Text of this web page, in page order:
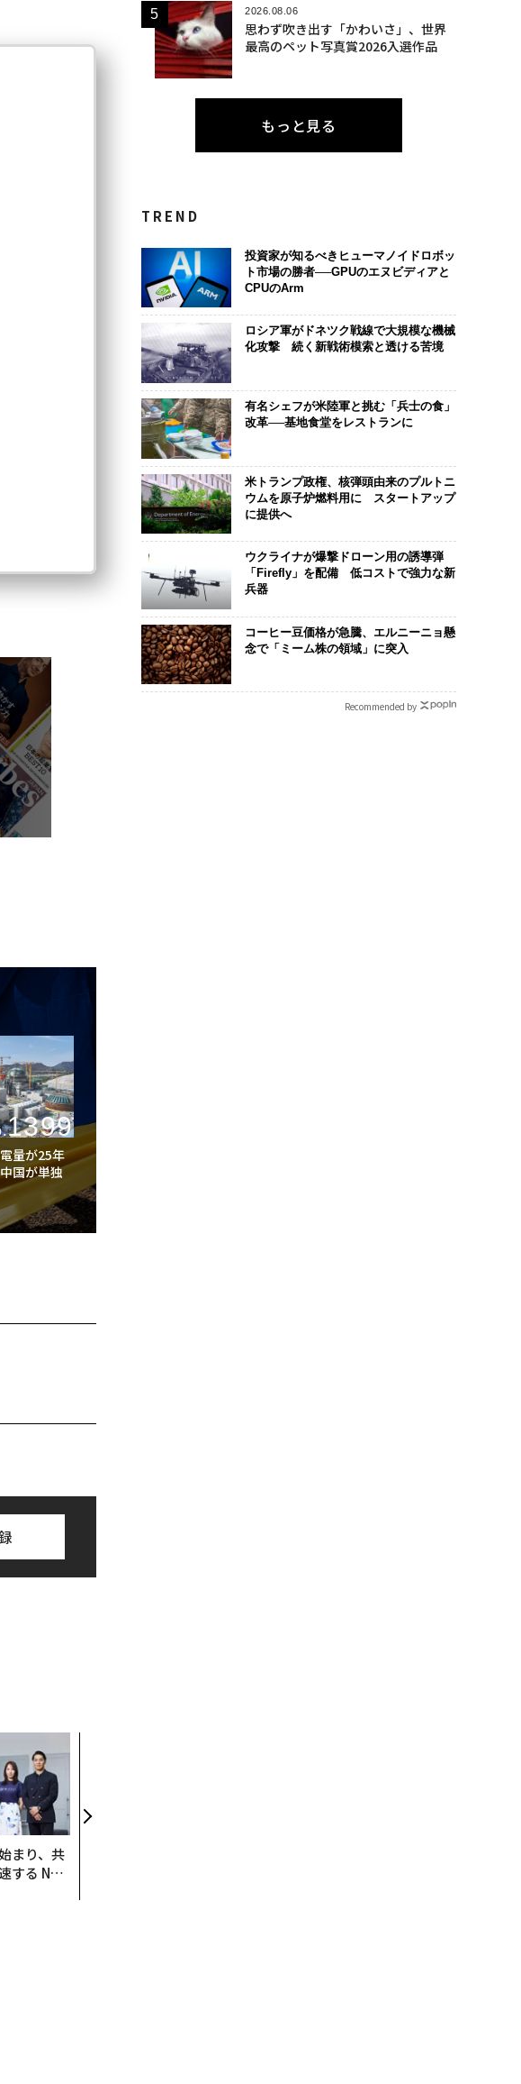
1399
量が25年
国が単独
まり、共
する NOR
2026.08.06
思わず吹き出す「かわいさ」、世界
最高のペット写真賞2026入選作品
もっと見る
TREND
投資家が知るべきヒューマノイドロボッ
ト市場の勝者──GPUのエヌビディアと
CPUのArm
ロシア軍がドネツク戦線で大規模な機械
化攻撃 続く新戦術模索と透ける苦境
有名シェフが米陸軍と挑む「兵士の食」
改革──基地食堂をレストランに
米トランプ政権、核弾頭由来のプルトニ
ウムを原子炉燃料用に スタートアップ
に提供へ
ウクライナが爆撃ドローン用の誘導弾
「Firefly」を配備 低コストで強力な新
兵器
コーヒー豆価格が急騰、エルニーニョ懸
念で「ミーム株の領域」に突入
Recommended by